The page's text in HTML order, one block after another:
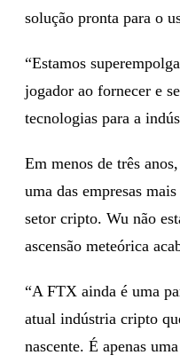
solução pronta para o
“Estamos
jogador ao fornecer e
tecnologias para a
Em menos de três
uma das empresas
setor cripto. Wu não
ascensão meteórica
“A FTX ainda é uma
atual indústria cripto
nascente. É apenas